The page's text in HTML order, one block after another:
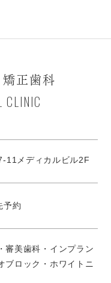
正歯科
CLINIC
メディカルビル2F
予約
審美歯科・インプラン
ブロック・ホワイトニ